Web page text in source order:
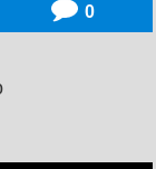
0